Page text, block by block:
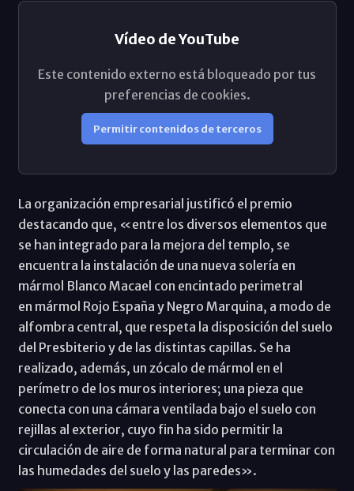
Vídeo de YouTube
Este contenido externo está bloqueado por tus
preferencias de cookies.
Permitir contenidos de terceros
La organización empresarial justificó el premio
destacando que, «entre los diversos elementos que
se han integrado para la mejora del templo, se
encuentra la instalación de una nueva solería en
mármol Blanco Macael con encintado perimetral
en mármol Rojo España y Negro Marquina, a modo de
alfombra central, que respeta la disposición del suelo
del Presbiterio y de las distintas capillas. Se ha
realizado, además, un zócalo de mármol en el
perímetro de los muros interiores; una pieza que
conecta con una cámara ventilada bajo el suelo con
rejillas al exterior, cuyo fin ha sido permitir la
circulación de aire de forma natural para terminar con
las humedades del suelo y las paredes».